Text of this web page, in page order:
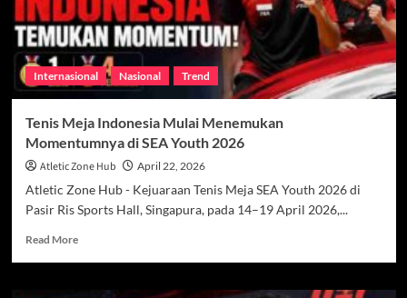
Fakta
Menarik
yang
Perlu
Diketahui
Internasional Nasional Trend
Tenis Meja Indonesia Mulai Menemukan
Momentumnya di SEA Youth 2026
Atletic Zone Hub April 22, 2026
Atletic Zone Hub - Kejuaraan Tenis Meja SEA Youth 2026 di
Pasir Ris Sports Hall, Singapura, pada 14–19 April 2026,...
Read MoreRead